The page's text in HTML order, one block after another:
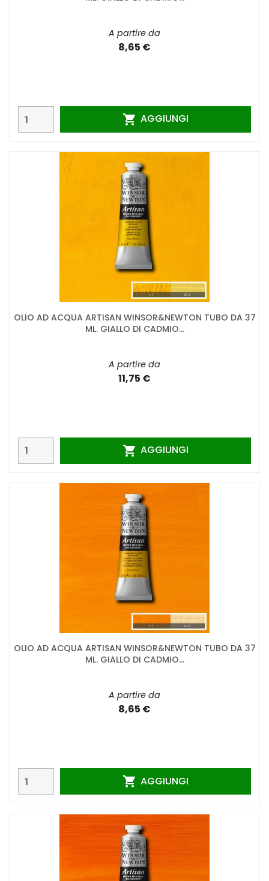
A partire da
8,65 €
 AGGIUNGI
OLIO AD ACQUA ARTISAN WINSOR&NEWTON TUBO DA 37
ML. GIALLO DI CADMIO...
A partire da
11,75 €
 AGGIUNGI
OLIO AD ACQUA ARTISAN WINSOR&NEWTON TUBO DA 37
ML. GIALLO DI CADMIO...
A partire da
8,65 €
 AGGIUNGI